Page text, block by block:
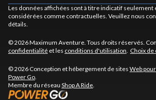
Les données affichées sont à titre indicatif seulement
considérées comme contractuelles. Veuillez nous
détails.
© 2026 Maximum Aventure. Tous droits réservés.
confidentialité et les conditions d'utilisation. Choix
© 2026 Conception et hébergement de sites Web
Power Go.
Membre du réseau Shop A Ride.